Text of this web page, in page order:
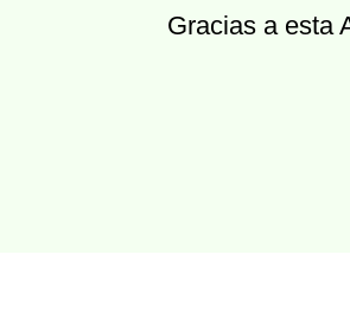
Gracias a esta